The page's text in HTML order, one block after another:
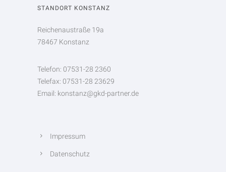
STANDORT KONSTANZ
Reichenaustraße 19a
78467 Konstanz
Telefon: 07531-28 2360
Telefax: 07531-28 23629
Email: konstanz@gkd-partner.de
Impressum
Datenschutz